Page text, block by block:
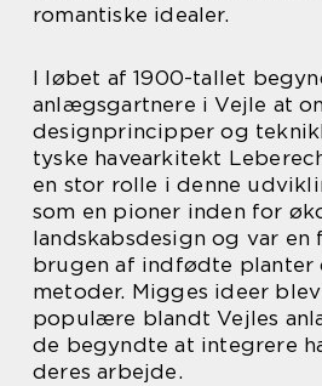
romantiske idealer.
I løbet af 1900-tallet
anlægsgartnere i Vejle at
designprincipper og
tyske havearkitekt
en stor rolle i denne
som en pioner inden for
landskabsdesign og var
brugen af indfødte
metoder. Migges ideer
populære blandt Vejles
de begyndte at integrere
deres arbejde.